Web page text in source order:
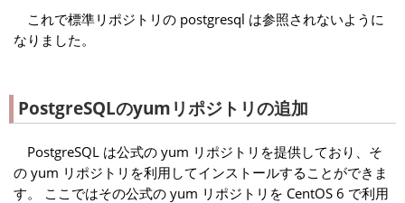
これで標準リポジトリの postgresql は参照されないように
なりました。
PostgreSQLのyumリポジトリの追加
PostgreSQL は公式の yum リポジトリを提供しており、そ
の yum リポジトリを利用してインストールすることができま
す。 ここではその公式の yum リポジトリを CentOS 6 で利用